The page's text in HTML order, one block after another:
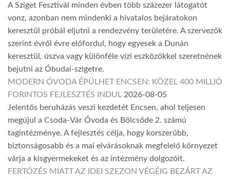
A Sziget Fesztivál minden évben több százezer látogatót
vonz, azonban nem mindenki a hivatalos bejáratokon
keresztül próbál eljutni a rendezvény területére. A szervezők
szerint évről évre előfordul, hogy egyesek a Dunán
keresztül, úszva vagy különféle vízi eszközökkel szeretnének
bejutni az Óbudai-szigetre.
MODERN ÓVODA ÉPÜLHET ENCSEN: KÖZEL 400 MILLIÓ
FORINTOS FEJLESZTÉS INDUL 2026-08-05
Jelentős beruházás veszi kezdetét Encsen, ahol teljesen
megújul a Csoda-Vár Óvoda és Bölcsőde 2. számú
tagintézménye. A fejlesztés célja, hogy korszerűbb,
biztonságosabb és a mai elvárásoknak megfelelő környezet
várja a kisgyermekeket és az intézmény dolgozóit.
FERTŐZÉS MIATT AZ IDEI SZEZON VÉGÉIG BEZÁRT AZ